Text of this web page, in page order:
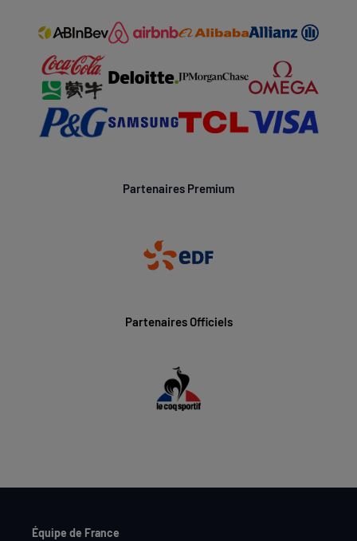
Partenaires Premium
Partenaires Officiels
Équipe de France